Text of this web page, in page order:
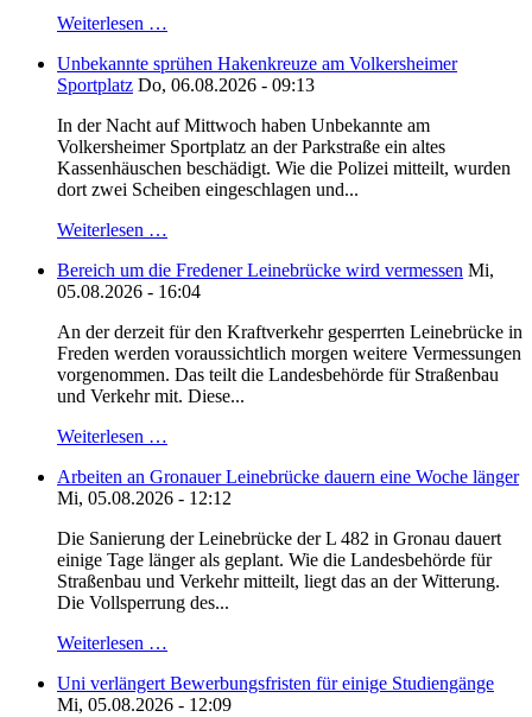
Weiterlesen …
Unbekannte sprühen Hakenkreuze am Volkersheimer
Sportplatz Do, 06.08.2026 - 09:13
In der Nacht auf Mittwoch haben Unbekannte am
Volkersheimer Sportplatz an der Parkstraße ein altes
Kassenhäuschen beschädigt. Wie die Polizei mitteilt, wurden
dort zwei Scheiben eingeschlagen und...
Weiterlesen …
Bereich um die Fredener Leinebrücke wird vermessen Mi,
05.08.2026 - 16:04
An der derzeit für den Kraftverkehr gesperrten Leinebrücke in
Freden werden voraussichtlich morgen weitere Vermessungen
vorgenommen. Das teilt die Landesbehörde für Straßenbau
und Verkehr mit. Diese...
Weiterlesen …
Arbeiten an Gronauer Leinebrücke dauern eine Woche länger
Mi, 05.08.2026 - 12:12
Die Sanierung der Leinebrücke der L 482 in Gronau dauert
einige Tage länger als geplant. Wie die Landesbehörde für
Straßenbau und Verkehr mitteilt, liegt das an der Witterung.
Die Vollsperrung des...
Weiterlesen …
Uni verlängert Bewerbungsfristen für einige Studiengänge
Mi, 05.08.2026 - 12:09